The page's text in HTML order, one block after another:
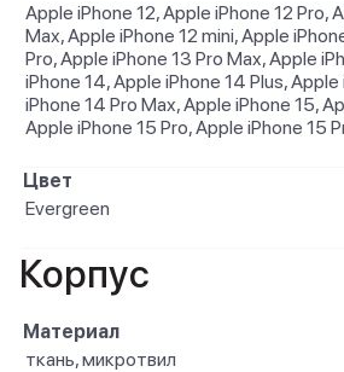
Apple iPhone 12, Apple iPhone 12 Pro,
Max, Apple iPhone 12 mini, Apple
Pro, Apple iPhone 13 Pro Max, Apple
iPhone 14, Apple iPhone 14 Plus,
iPhone 14 Pro Max, Apple iPhone 15,
Apple iPhone 15 Pro, Apple iPhone 15
Цвет
Evergreen
Корпус
Материал
ткань, микротвил